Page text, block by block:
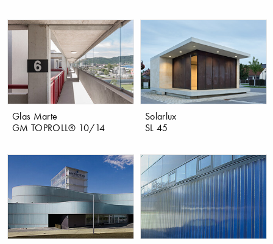
Glas Marte
GM TOPROLL® 10/14
Solarlux
SL 45